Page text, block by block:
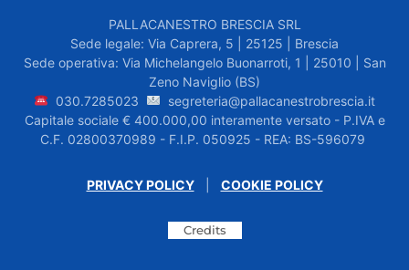
PALLACANESTRO BRESCIA SRL
Sede legale: Via Caprera, 5 | 25125 | Brescia
Sede operativa: Via Michelangelo Buonarroti, 1 | 25010 | San
Zeno Naviglio (BS)
030.7285023
segreteria@pallacanestrobrescia.it
Capitale sociale € 400.000,00 interamente versato - P.IVA e
C.F. 02800370989 - F.I.P. 050925 - REA: BS-596079
PRIVACY POLICY| COOKIE POLICY
Credits